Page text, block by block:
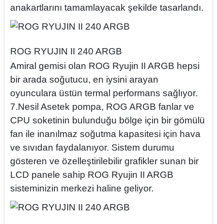
anakartlarını tamamlayacak şekilde tasarlandı.
ROG RYUJIN II 240 ARGB
Amiral gemisi olan ROG Ryujin II ARGB hepsi
bir arada soğutucu, en iysini arayan
oyunculara üstün termal performans sağlıyor.
7.Nesil Asetek pompa, ROG ARGB fanlar ve
CPU soketinin bulunduğu bölge için bir gömülü
fan ile inanılmaz soğutma kapasitesi için hava
ve sıvıdan faydalanıyor. Sistem durumu
gösteren ve özelleştirilebilir grafikler sunan bir
LCD panele sahip ROG Ryujin II ARGB
sisteminizin merkezi haline geliyor.